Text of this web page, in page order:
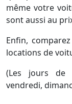
même votre
sont aussi au
Enfin,
locations de
(Les jours de
vendredi,